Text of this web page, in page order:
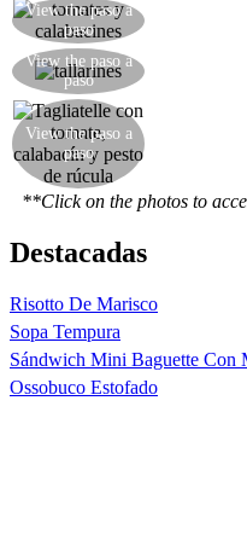
View the paso a
paso
View the paso a
paso
View the paso a
paso
**Click on the photos to
Destacadas
Risotto De Marisco
Sopa Tempura
Sándwich Mini Baguette Con
Ossobuco Estofado